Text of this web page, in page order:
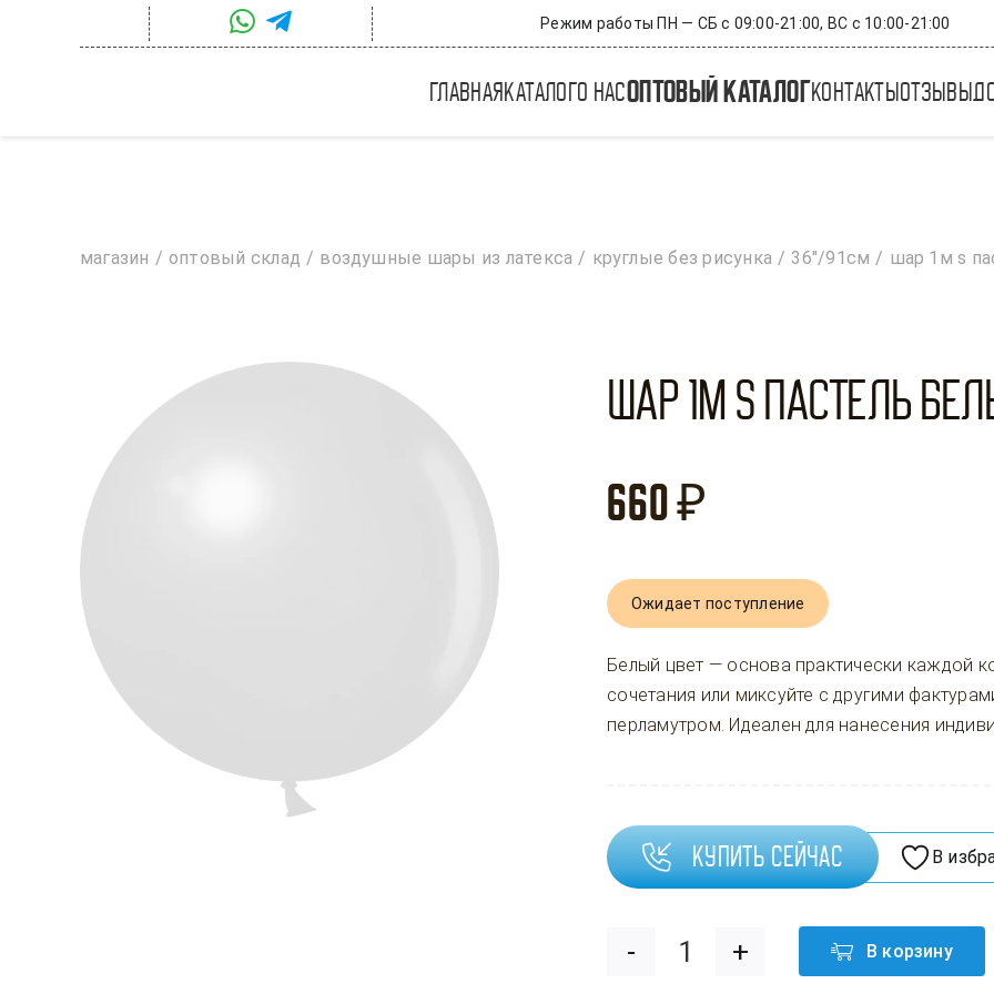
Режим работы ПН — СБ с 09:00-21:00, ВС с 10:00-21:00
главная каталого насоптовый каталогконтакты отзывы
магазин оптовый склад воздушные шары из латекса круглые без рисунка 36"/91см шар 1м s
Шар 1М S Пастель
660₽
Ожидает поступление
Белый цвет — основа практически каждой
сочетания или миксуйте с другими
перламутром. Идеален для нанесения
Купить сейчас В
Количество
В корзину